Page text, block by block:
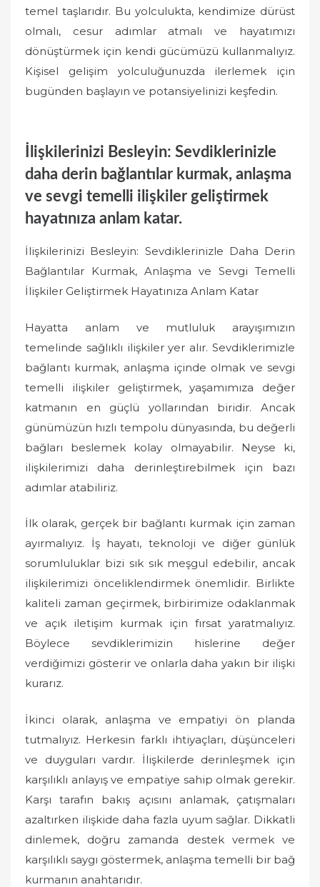
temel taşlarıdır. Bu yolculukta, kendimize dürüst
olmalı, cesur adımlar atmalı ve hayatımızı
dönüştürmek için kendi gücümüzü kullanmalıyız.
Kişisel gelişim yolculuğunuzda ilerlemek için
bugünden başlayın ve potansiyelinizi keşfedin.
İlişkilerinizi Besleyin: Sevdiklerinizle
daha derin bağlantılar kurmak, anlaşma
ve sevgi temelli ilişkiler geliştirmek
hayatınıza anlam katar.
İlişkilerinizi Besleyin: Sevdiklerinizle Daha Derin
Bağlantılar Kurmak, Anlaşma ve Sevgi Temelli
İlişkiler Geliştirmek Hayatınıza Anlam Katar
Hayatta anlam ve mutluluk arayışımızın
temelinde sağlıklı ilişkiler yer alır. Sevdiklerimizle
bağlantı kurmak, anlaşma içinde olmak ve sevgi
temelli ilişkiler geliştirmek, yaşamımıza değer
katmanın en güçlü yollarından biridir. Ancak
günümüzün hızlı tempolu dünyasında, bu değerli
bağları beslemek kolay olmayabilir. Neyse ki,
ilişkilerimizi daha derinleştirebilmek için bazı
adımlar atabiliriz.
İlk olarak, gerçek bir bağlantı kurmak için zaman
ayırmalıyız. İş hayatı, teknoloji ve diğer günlük
sorumluluklar bizi sık sık meşgul edebilir, ancak
ilişkilerimizi önceliklendirmek önemlidir. Birlikte
kaliteli zaman geçirmek, birbirimize odaklanmak
ve açık iletişim kurmak için fırsat yaratmalıyız.
Böylece sevdiklerimizin hislerine değer
verdiğimizi gösterir ve onlarla daha yakın bir ilişki
kurarız.
İkinci olarak, anlaşma ve empatiyi ön planda
tutmalıyız. Herkesin farklı ihtiyaçları, düşünceleri
ve duyguları vardır. İlişkilerde derinleşmek için
karşılıklı anlayış ve empatiye sahip olmak gerekir.
Karşı tarafın bakış açısını anlamak, çatışmaları
azaltırken ilişkide daha fazla uyum sağlar. Dikkatli
dinlemek, doğru zamanda destek vermek ve
karşılıklı saygı göstermek, anlaşma temelli bir bağ
kurmanın anahtarıdır.